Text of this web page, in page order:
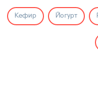
Кефир Йогурт